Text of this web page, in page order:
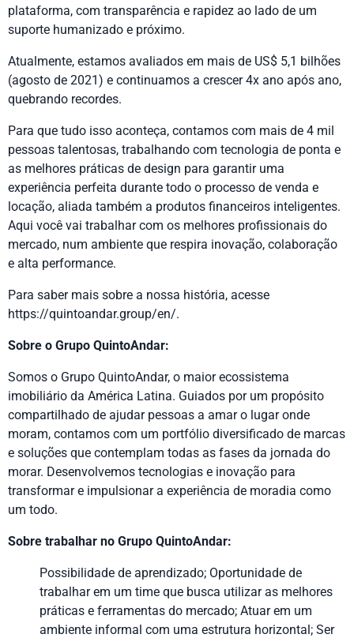
plataforma, com transparência e rapidez ao lado de um
suporte humanizado e próximo.
Atualmente, estamos avaliados em mais de US$ 5,1 bilhões
(agosto de 2021) e continuamos a crescer 4x ano após ano,
quebrando recordes.
Para que tudo isso aconteça, contamos com mais de 4 mil
pessoas talentosas, trabalhando com tecnologia de ponta e
as melhores práticas de design para garantir uma
experiência perfeita durante todo o processo de venda e
locação, aliada também a produtos financeiros inteligentes.
Aqui você vai trabalhar com os melhores profissionais do
mercado, num ambiente que respira inovação, colaboração
e alta performance.
Para saber mais sobre a nossa história, acesse
https://quintoandar.group/en/.
Sobre o Grupo QuintoAndar:
Somos o Grupo QuintoAndar, o maior ecossistema
imobiliário da América Latina. Guiados por um propósito
compartilhado de ajudar pessoas a amar o lugar onde
moram, contamos com um portfólio diversificado de marcas
e soluções que contemplam todas as fases da jornada do
morar. Desenvolvemos tecnologias e inovação para
transformar e impulsionar a experiência de moradia como
um todo.
Sobre trabalhar no Grupo QuintoAndar:
Possibilidade de aprendizado; Oportunidade de
trabalhar em um time que busca utilizar as melhores
práticas e ferramentas do mercado; Atuar em um
ambiente informal com uma estrutura horizontal; Ser